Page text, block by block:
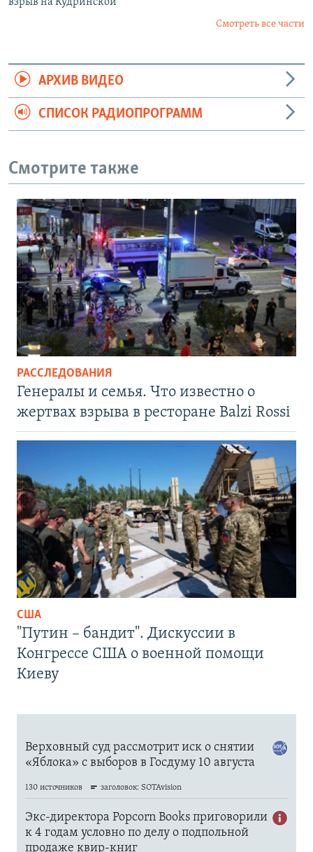
Смотреть все части
АРХИВ ВИДЕО
СПИСОК РАДИОПРОГРАММ
Смотрите также
РАССЛЕДОВАНИЯ
Генералы и семья. Что известно о
жертвах взрыва в ресторане Balzi Rossi
США
"Путин – бандит". Дискуссии в
Конгрессе США о военной помощи
Киеву